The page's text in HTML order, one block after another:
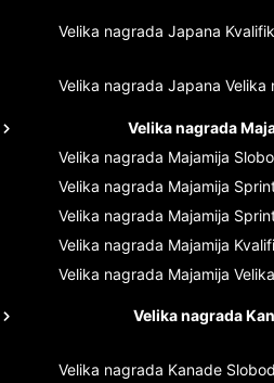
Velika nagrada Japana
Velika nagrada Japana Velika
Velika nagrada
Velika nagrada Majamija
Velika nagrada Majamija
Velika nagrada Majamija
Velika nagrada Majamija
Velika nagrada Majamija
Velika nagrada
Velika nagrada Kanade